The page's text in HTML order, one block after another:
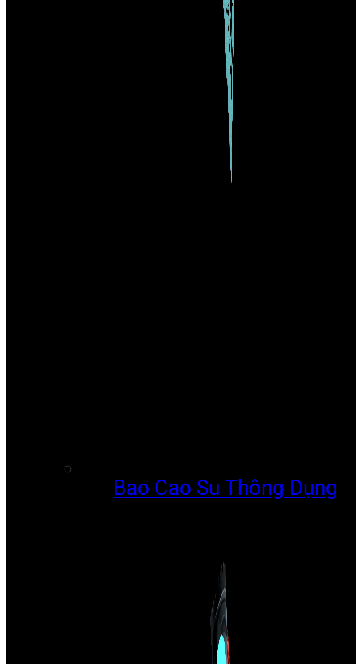
Bao Cao Su Thông Dụng